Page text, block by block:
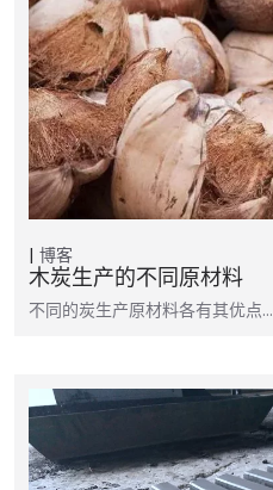
博客
木炭生产的不同原材料
不同的炭生产原材料各有其优点…